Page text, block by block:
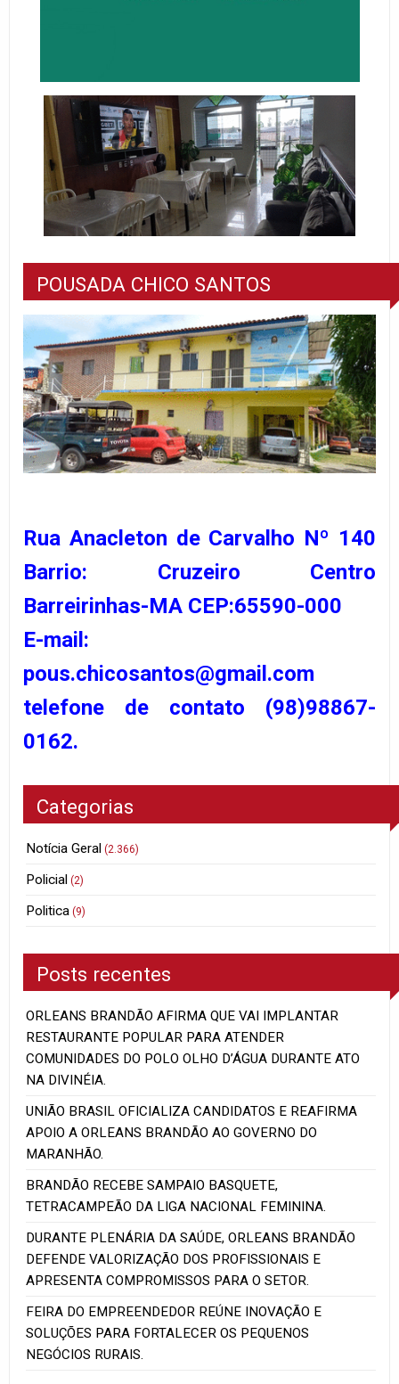
POUSADA CHICO SANTOS
Rua Anacleton de Carvalho Nº 140
Barrio: Cruzeiro Centro
Barreirinhas-MA CEP:65590-000
E-mail:
pous.chicosantos@gmail.com
telefone de contato (98)98867-
0162.
Categorias
Notícia Geral (2.366)
Policial (2)
Politica (9)
Posts recentes
ORLEANS BRANDÃO AFIRMA QUE VAI IMPLANTAR
RESTAURANTE POPULAR PARA ATENDER
COMUNIDADES DO POLO OLHO D’ÁGUA DURANTE ATO
NA DIVINÉIA.
UNIÃO BRASIL OFICIALIZA CANDIDATOS E REAFIRMA
APOIO A ORLEANS BRANDÃO AO GOVERNO DO
MARANHÃO.
BRANDÃO RECEBE SAMPAIO BASQUETE,
TETRACAMPEÃO DA LIGA NACIONAL FEMININA.
DURANTE PLENÁRIA DA SAÚDE, ORLEANS BRANDÃO
DEFENDE VALORIZAÇÃO DOS PROFISSIONAIS E
APRESENTA COMPROMISSOS PARA O SETOR.
FEIRA DO EMPREENDEDOR REÚNE INOVAÇÃO E
SOLUÇÕES PARA FORTALECER OS PEQUENOS
NEGÓCIOS RURAIS.